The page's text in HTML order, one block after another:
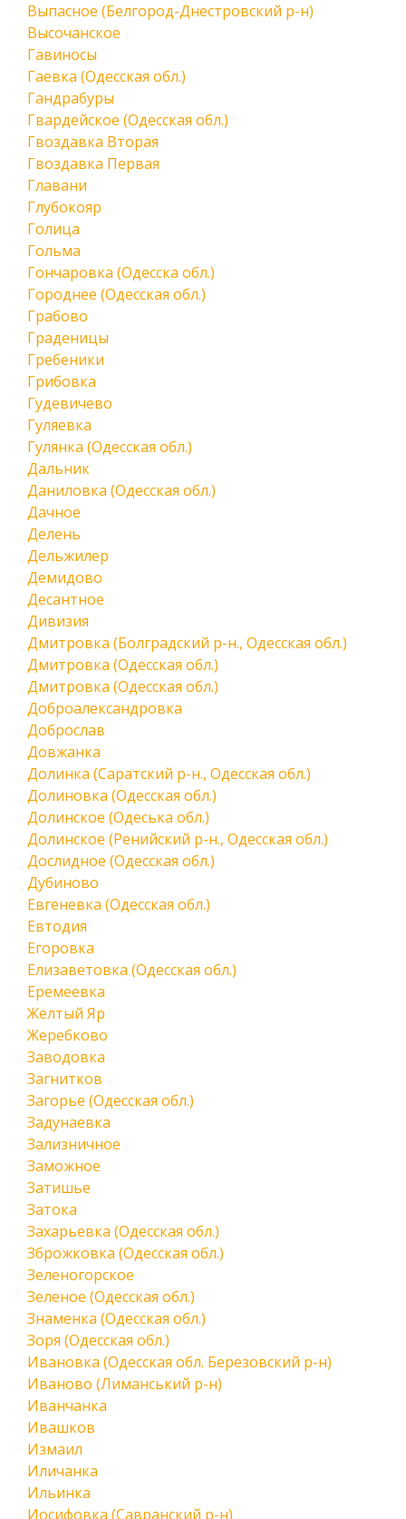
Выпасное (Белгород-Днестровский р-н)
Высочанское
Гавиносы
Гаевка (Одесская обл.)
Гандрабуры
Гвардейское (Одесская обл.)
Гвоздавка Вторая
Гвоздавка Первая
Главани
Глубокояр
Голица
Гольма
Гончаровка (Одесска обл.)
Городнее (Одесская обл.)
Грабово
Граденицы
Гребеники
Грибовка
Гудевичево
Гуляевка
Гулянка (Одесская обл.)
Дальник
Даниловка (Одесская обл.)
Дачное
Делень
Дельжилер
Демидово
Десантное
Дивизия
Дмитровка (Болградский р-н., Одесская обл.)
Дмитровка (Одесская обл.)
Дмитровка (Одесская обл.)
Доброалександровка
Доброслав
Довжанка
Долинка (Саратский р-н., Одесская обл.)
Долиновка (Одесская обл.)
Долинское (Одеська обл.)
Долинское (Ренийский р-н., Одесская обл.)
Дослидное (Одесская обл.)
Дубиново
Евгеневка (Одесская обл.)
Евтодия
Егоровка
Елизаветовка (Одесская обл.)
Еремеевка
Желтый Яр
Жеребково
Заводовка
Загнитков
Загорье (Одесская обл.)
Задунаевка
Зализничное
Заможное
Затишье
Затока
Захарьевка (Одесская обл.)
Зброжковка (Одесская обл.)
Зеленогорское
Зеленое (Одесская обл.)
Знаменка (Одесская обл.)
Зоря (Одесская обл.)
Ивановка (Одесская обл. Березовский р-н)
Иваново (Лиманський р-н)
Иванчанка
Ивашков
Измаил
Иличанка
Ильинка
Иосифовка (Савранский р-н)